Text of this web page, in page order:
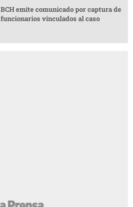
BCH emite comunicado por captura de
funcionarios vinculados al caso